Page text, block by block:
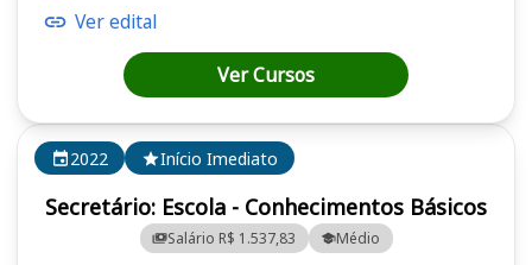
2022 Início Imediato
Secretário: Escola - Conhecimentos Básicos
Salário R$ 1.537,83 Médio
Ver edital
Ver Cursos